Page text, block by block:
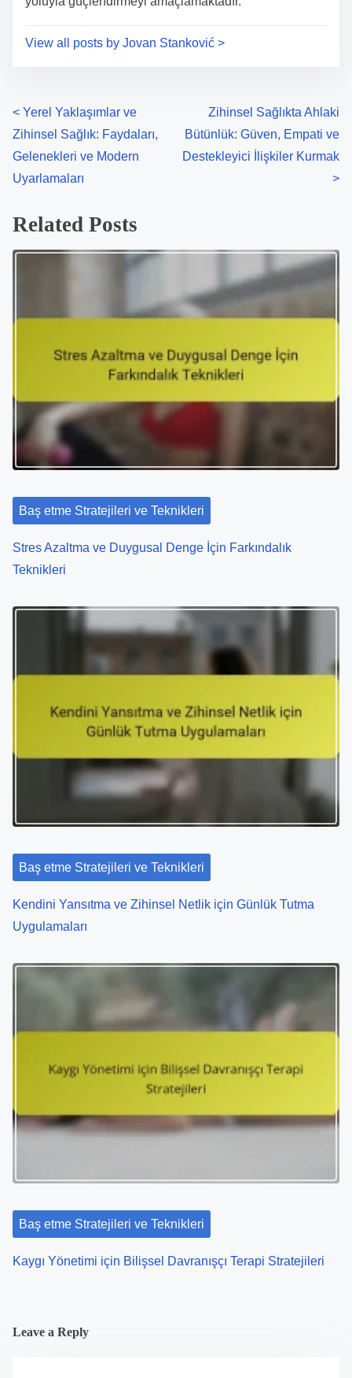
View all posts by Jovan Stanković >
P
o
s
g
a
t
i
o
n
< Yerel Yaklaşımlar ve
Zihinsel Sağlık: Faydaları,
Gelenekleri ve Modern
Uyarlamaları
Zihinsel Sağlıkta Ahlaki
Bütünlük: Güven, Empati ve
Destekleyici İlişkiler Kurmak
>
Related Posts
Baş etme Stratejileri ve Teknikleri
Stres Azaltma ve Duygusal Denge İçin Farkındalık
Teknikleri
Baş etme Stratejileri ve Teknikleri
Kendini Yansıtma ve Zihinsel Netlik için Günlük Tutma
Uygulamaları
Baş etme Stratejileri ve Teknikleri
Kaygı Yönetimi için Bilişsel Davranışçı Terapi Stratejileri
Leave a Reply